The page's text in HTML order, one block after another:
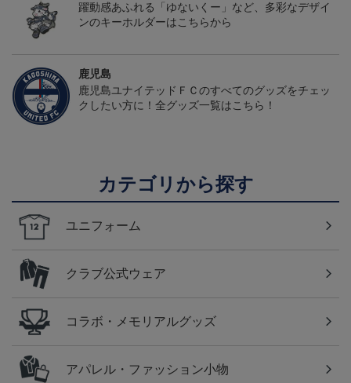
躍動感あふれる「ゆないくー」など、多彩なデザイ
ンのキーホルダーはこちらから
鹿児島
鹿児島ユナイテッドＦＣのすべてのグッズをチェッ
クしたい方に！全グッズ一覧はこちら！
カテゴリから探す
ユニフォーム
クラブ公式ウェア
コラボ・メモリアルグッズ
アパレル・ファッション小物